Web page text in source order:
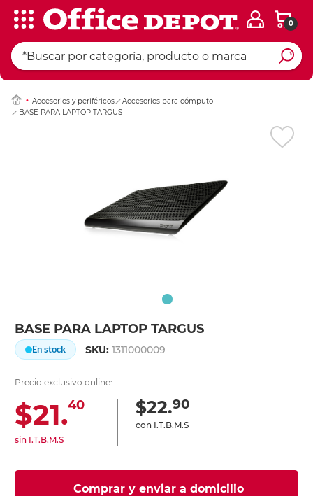
0
Accesorios y periféricos
Accesorios para cómputo
BASE PARA LAPTOP TARGUS
BASE PARA LAPTOP TARGUS
En stock SKU:1311000009
Precio exclusivo online:
$21.40
sin I.T.B.M.S
$22.90
con I.T.B.M.S
Comprar y enviar a domicilio
Ingresar Codigo